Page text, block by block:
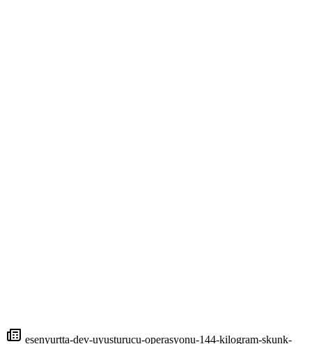
esenyurtta-dev-uyusturucu-operasyonu-144-kilogram-skunk-